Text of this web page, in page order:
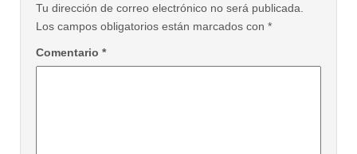
Tu dirección de correo electrónico no será publicada.
Los campos obligatorios están marcados con *
Comentario *